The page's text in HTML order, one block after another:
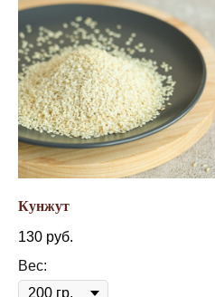
Кунжут
130 руб.
Вес: